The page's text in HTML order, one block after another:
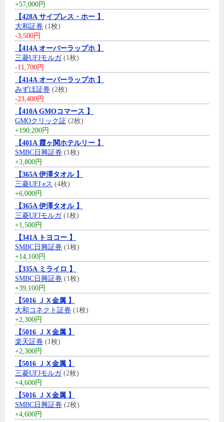
+57,000円
【428A サイプレス・ホー 】
大和証券 (1枚)
-3,500円
【414A オーバーラップホ 】
三菱UFJモルガ(1枚)
-11,700円
【414A オーバーラップホ 】
みずほ証券 (2枚)
-23,400円
【410A GMOコマース 】
GMOクリック証 (2枚)
+190,200円
【401A 霞ヶ関ホテルリー 】
SMBC日興証券 (1枚)
+3,800円
【365A 伊澤タオル 】
三菱UFJ eス (4枚)
+6,000円
【365A 伊澤タオル 】
三菱UFJモルガ(1枚)
+1,500円
【341A トヨコー 】
SMBC日興証券 (1枚)
+14,100円
【335A ミライロ 】
SMBC日興証券 (1枚)
+39,100円
【5016 ＪＸ金属 】
大和コネクト証券 (1枚)
+2,300円
【5016 ＪＸ金属 】
楽天証券 (1枚)
+2,300円
【5016 ＪＸ金属 】
三菱UFJモルガ(2枚)
+4,600円
【5016 ＪＸ金属 】
SMBC日興証券 (2枚)
+4,600円